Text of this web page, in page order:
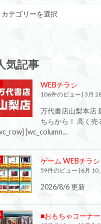
気記事
WEBチラシ
106件のビュー | 3月
万代書店山梨本店
ちらから！ 高く
[wc_column...
ゲーム WEBチラシ
59件のビュー | 6月
2026/8/6 更新
■おもちゃコーナ